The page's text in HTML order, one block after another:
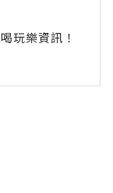
玩樂資訊！